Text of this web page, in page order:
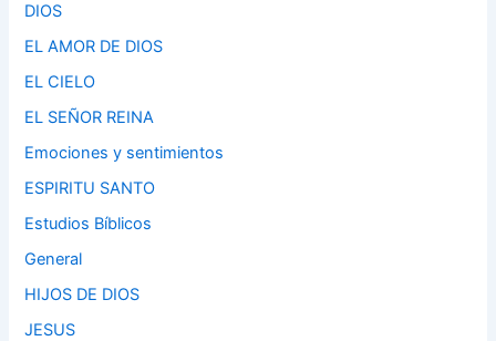
DIOS
EL AMOR DE DIOS
EL CIELO
EL SEÑOR REINA
Emociones y sentimientos
ESPIRITU SANTO
Estudios Bíblicos
General
HIJOS DE DIOS
JESUS